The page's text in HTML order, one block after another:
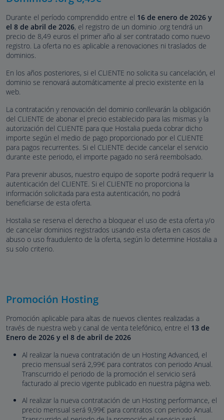
Durante el período comprendido entre el 16 de enero de 2026 y
el 8 de abril de 2026, el registro de un dominio .org tendrá un
precio de 8,49 euros el primer año al ser contratado como nuevo
registro. La oferta no es aplicable a renovaciones ni traslados de
dominios.
En los años posteriores, si el CLIENTE no solicita su cancelación, el
dominio se renovará automáticamente al precio existente en la
web.
La contratación y renovación del dominio conllevarán la obligación
del CLIENTE de abonar el precio establecido para las mismas y la
autorización del CLIENTE para que Hostalia pueda cobrar dicho
importe según el medio de pago proporcionado por el CLIENTE
para pagos recurrentes. Si el CLIENTE decide cancelar el servicio
durante este periodo, el importe pagado no será reembolsado.
Para prevenir abusos, nuestro equipo de soporte podrá requerir la
autenticación del CLIENTE. Si el CLIENTE no proporciona la
información solicitada para esta autenticación, no podrá
beneficiarse de esta oferta.
Hostalia se reserva el derecho a bloquear el uso de esta oferta y/o
de cancelar dominios registrados usando esta oferta en casos de
abuso o uso fraudulento de la oferta, según lo determine Hostalia a
su solo criterio.
Promoción Hosting
Promoción aplicable para altas de nuevos clientes realizadas a
través de nuestra web y canal de venta telefónico, entre el 13 de
Enero de 2026 y el 8 de abril de 2026
Al realizar la nueva contratación de un Hosting Advanced, el
precio mensual será 2,99€ para contratos con periodo Anual.
Transcurrido el periodo de la promoción el servicio será
facturado al precio vigente publicado en nuestra página web.
Al realizar la nueva contratación de un Hosting performance, el
precio mensual será 9,99€ para contratos con periodo Anual.